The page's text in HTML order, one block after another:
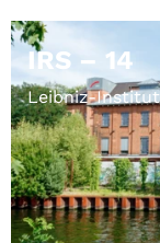
IRS – 14
Leibniz-Institut